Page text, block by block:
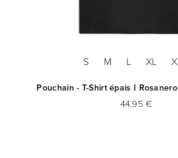
S M L XL
Pouchain - T-Shirt épais I
44,95 €